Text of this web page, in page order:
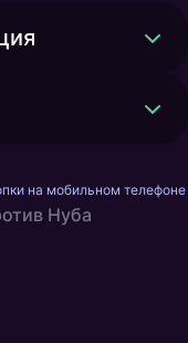
на мобильном телефоне
Нуба